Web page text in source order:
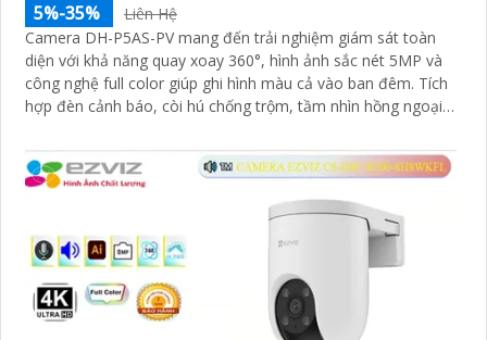
5%-35%
Liên Hệ
Camera DH-P5AS-PV mang đến trải nghiệm giám sát toàn
diện với khả năng quay xoay 360°, hình ảnh sắc nét 5MP và
công nghệ full color giúp ghi hình màu cả vào ban đêm. Tích
hợp đèn cảnh báo, còi hú chống trộm, tầm nhìn hồng ngoại
camera hoạt động ổn định trong mọi điều kiện